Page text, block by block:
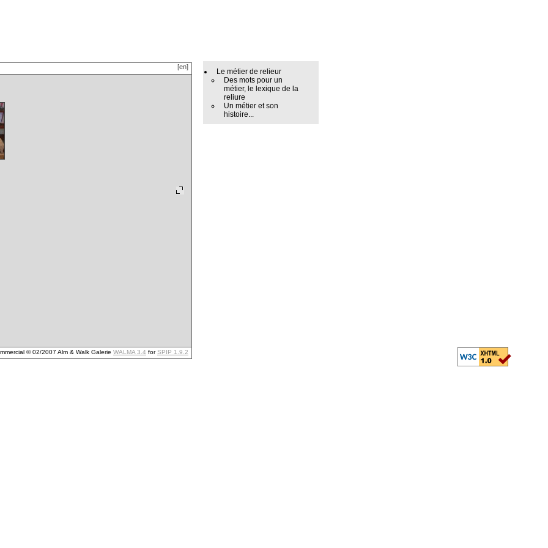
Le métier de relieur
Des mots pour un
métier, le lexique de la
reliure
Un métier et son
histoire...
[en]
© 02/2007 Alm & Walk Galerie WALMA 3.4 forSPIP 1.9.2